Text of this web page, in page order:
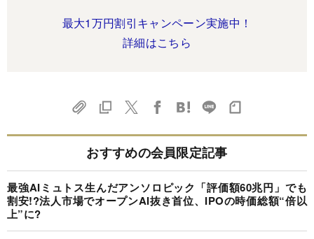
最大1万円割引キャンペーン実施中！
詳細はこちら
おすすめの会員限定記事
最強AIミュトス生んだアンソロピック「評価額60兆円」でも
割安!?法人市場でオープンAI抜き首位、IPOの時価総額“倍以
上”に?